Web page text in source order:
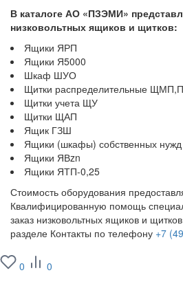
В каталоге АО «ПЗЭМИ»
низковольтных ящиков и щитков:
Ящики ЯРП
Ящики Я5000
Шкаф ШУО
Щитки распределительные
Щитки учета ЩУ
Щитки ЩАП
Ящик ГЗШ
Ящики (шкафы) собственных
Ящики ЯВzn
Ящики ЯТП-0,25
Стоимость оборудования
Квалифицированную помощь
заказ низковольтных ящиков и
разделе Контакты по телефону +7
0
0